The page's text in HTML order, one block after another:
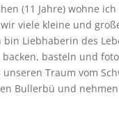
(11 Jahre) wohne
viele kleine und
bin Liebhaberin des
backen, basteln und
Traum vom
Bullerbü und